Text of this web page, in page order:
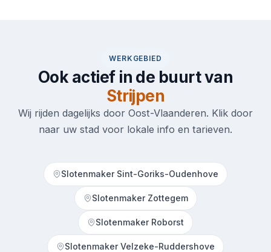
WERKGEBIED
Ook actief in de buurt van
Strijpen
Wij rijden dagelijks door Oost-Vlaanderen. Klik door
naar uw stad voor lokale info en tarieven.
Slotenmaker Sint-Goriks-Oudenhove
Slotenmaker Zottegem
Slotenmaker Roborst
Slotenmaker Velzeke-Ruddershove